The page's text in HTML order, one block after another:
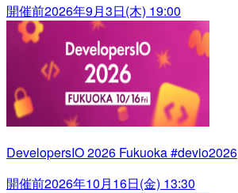
開催前2026年9月3日(木) 19:00
DevelopersIO 2026 Fukuoka #devio2026
開催前2026年10月16日(金) 13:30